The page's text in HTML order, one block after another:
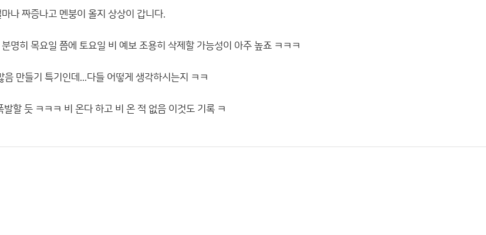
나 짜증나고 멘붕이 올지 상상이 갑니다.
명히 목요일 쯤에 토요일 비 예보 조용히 삭제할 가능성이 아주 높죠 ㅋㅋㅋ
만들기 특기인데...다들 어떻게 생각하시는지 ㅋㅋ
할 듯 ㅋㅋㅋ 비 온다 하고 비 온 적 없음 이것도 기록 ㅋ